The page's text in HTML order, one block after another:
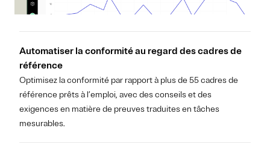
Automatiser la conformité au regard des cadres de
référence
Optimisez la conformité par rapport à plus de 55 cadres de
référence prêts à l’emploi, avec des conseils et des
exigences en matière de preuves traduites en tâches
mesurables.